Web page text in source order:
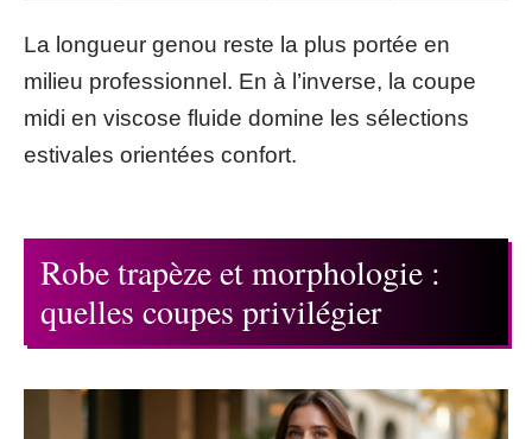
La longueur genou reste la plus portée en
milieu professionnel. En à l’inverse, la coupe
midi en viscose fluide domine les sélections
estivales orientées confort.
Robe trapèze et morphologie :
quelles coupes privilégier